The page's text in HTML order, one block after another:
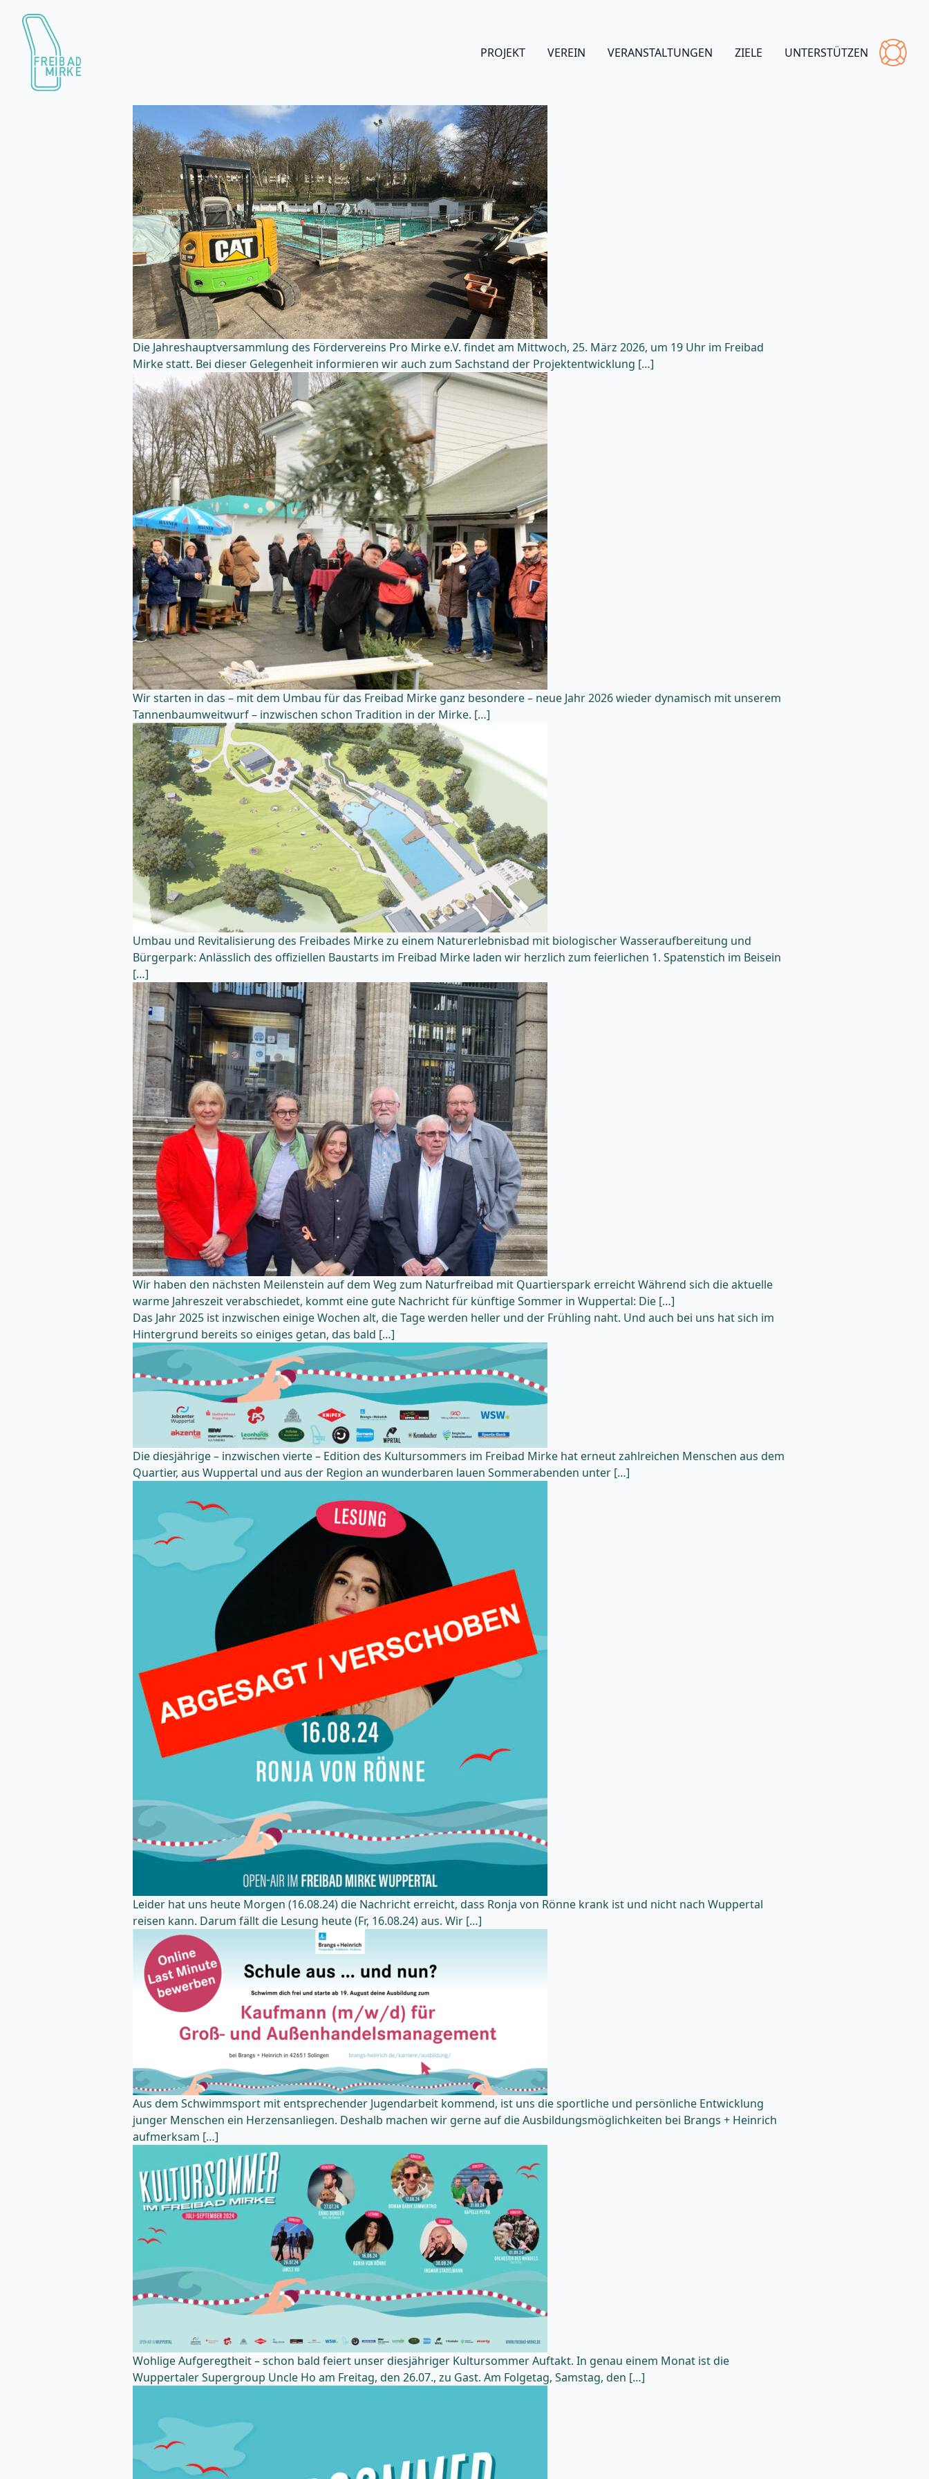
PROJEKT VEREIN VERANSTALTUNGEN ZIELE UNTERSTÜTZEN
Die Jahreshauptversammlung des Fördervereins Pro Mirke e.V. findet am Mittwoch, 25. März 2026, um 19 Uhr im Freibad
Mirke statt. Bei dieser Gelegenheit informieren wir auch zum Sachstand der Projektentwicklung […]
Wir starten in das – mit dem Umbau für das Freibad Mirke ganz besondere – neue Jahr 2026 wieder dynamisch mit unserem
Tannenbaumweitwurf – inzwischen schon Tradition in der Mirke. […]
Umbau und Revitalisierung des Freibades Mirke zu einem Naturerlebnisbad mit biologischer Wasseraufbereitung und
Bürgerpark: Anlässlich des offiziellen Baustarts im Freibad Mirke laden wir herzlich zum feierlichen 1. Spatenstich im Beisein
[…]
Wir haben den nächsten Meilenstein auf dem Weg zum Naturfreibad mit Quartierspark erreicht Während sich die aktuelle
warme Jahreszeit verabschiedet, kommt eine gute Nachricht für künftige Sommer in Wuppertal: Die […]
Das Jahr 2025 ist inzwischen einige Wochen alt, die Tage werden heller und der Frühling naht. Und auch bei uns hat sich im
Hintergrund bereits so einiges getan, das bald […]
Die diesjährige – inzwischen vierte – Edition des Kultursommers im Freibad Mirke hat erneut zahlreichen Menschen aus dem
Quartier, aus Wuppertal und aus der Region an wunderbaren lauen Sommerabenden unter […]
Leider hat uns heute Morgen (16.08.24) die Nachricht erreicht, dass Ronja von Rönne krank ist und nicht nach Wuppertal
reisen kann. Darum fällt die Lesung heute (Fr, 16.08.24) aus. Wir […]
Aus dem Schwimmsport mit entsprechender Jugendarbeit kommend, ist uns die sportliche und persönliche Entwicklung
junger Menschen ein Herzensanliegen. Deshalb machen wir gerne auf die Ausbildungsmöglichkeiten bei Brangs + Heinrich
aufmerksam […]
Wohlige Aufgeregtheit – schon bald feiert unser diesjähriger Kultursommer Auftakt. In genau einem Monat ist die
Wuppertaler Supergroup Uncle Ho am Freitag, den 26.07., zu Gast. Am Folgetag, Samstag, den […]